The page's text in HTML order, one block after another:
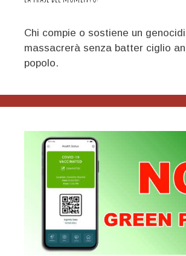
Chi compie o sostiene un
massacrerà senza batter ciglio
popolo.